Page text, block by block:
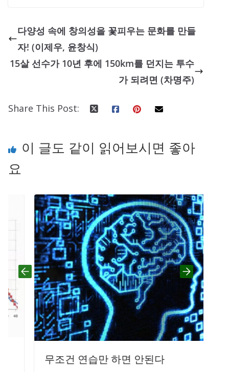
다양성 속에 창의성을 꽃피우는 문화를 만들
자! (이제우, 윤창식)
15살 선수가 10년 후에 150km를 던지는 투수
가 되려면 (차명주)
Share This Post:
이 글도 같이 읽어보시면 좋아
요
무조건 연습만 하면 안된다